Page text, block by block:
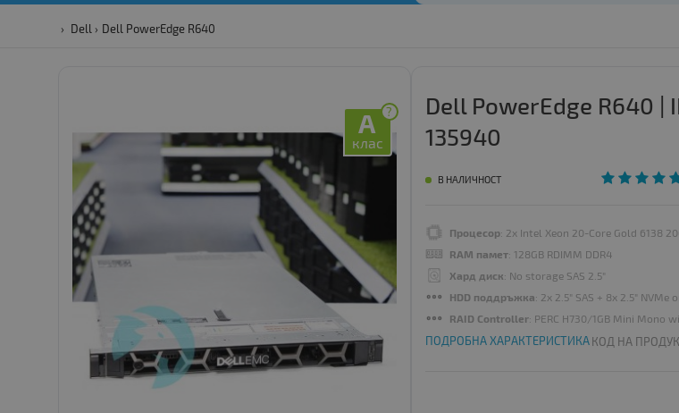
Dell Dell PowerEdge R640
?
A
клас
Dell PowerEdge R640 |
135940
В НАЛИЧНОСТ
Процесор: 2x Intel Xeon 20-Core Gold 6138
RAM памет: 128GB RDIMM DDR4
Хард диск: No storage SAS 2.5"
HDD поддръжка: 2x 2.5" SAS + 8x 2.5" NVMe
RAID Controller: PERC H730/1GB Mini Mono
ПОДРОБНА ХАРАКТЕРИСТИКА КОД НА